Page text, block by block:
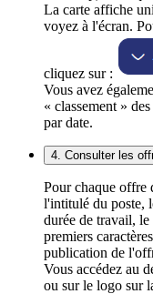
La carte affiche
voyez à l'écran.
cliquez sur :
Vous avez
« classement »
par date.
4. Consulter les
Pour chaque offre
l'intitulé du poste,
durée de travail,
premiers
publication de
Vous accédez au
ou sur le logo sur